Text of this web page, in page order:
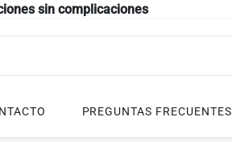
sin complicaciones
PREGUNTAS FRECUENTES